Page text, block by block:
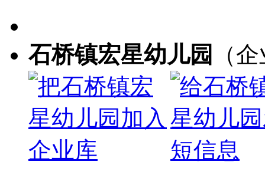
石桥镇宏星幼儿园 （